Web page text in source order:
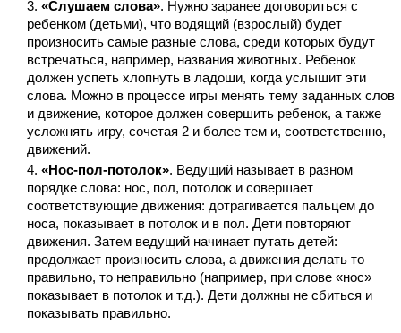
«Слушаем слова». Нужно заранее договориться с
ребенком (детьми), что водящий (взрослый) будет
произносить самые разные слова, среди которых будут
встречаться, например, названия животных. Ребенок
должен успеть хлопнуть в ладоши, когда услышит эти
слова. Можно в процессе игры менять тему заданных слов
и движение, которое должен совершить ребенок, а также
усложнять игру, сочетая 2 и более тем и, соответственно,
движений.
«Нос-пол-потолок». Ведущий называет в разном
порядке слова: нос, пол, потолок и совершает
соответствующие движения: дотрагивается пальцем до
носа, показывает в потолок и в пол. Дети повторяют
движения. Затем ведущий начинает путать детей:
продолжает произносить слова, а движения делать то
правильно, то неправильно (например, при слове «нос»
показывает в потолок и т.д.). Дети должны не сбиться и
показывать правильно.